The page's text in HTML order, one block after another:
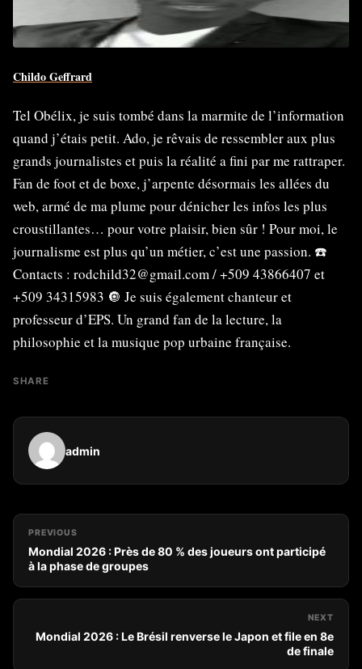
Childo Geffrard
Tel Obélix, je suis tombé dans la marmite de l’information
quand j’étais petit. Ado, je rêvais de ressembler aux plus
grands journalistes et puis la réalité a fini par me rattraper.
Fan de foot et de boxe, j’arpente désormais les allées du
web, armé de ma plume pour dénicher les infos les plus
croustillantes… pour votre plaisir, bien sûr ! Pour moi, le
journalisme est plus qu’un métier, c’est une passion. ☎️
Contacts : rodchild32@gmail.com / +509 43866407 et
+509 34315983 🔘 Je suis également chanteur et
professeur d’EPS. Un grand fan de la lecture, la
philosophie et la musique pop urbaine française.
SHARE
admin
PREVIOUS
Mondial 2026 : Près de 80 % des joueurs ont participé
à la phase de groupes
NEXT
Mondial 2026 : Le Brésil renverse le Japon et file en 8e
de finale